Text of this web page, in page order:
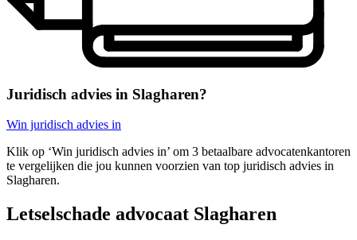
Juridisch advies in Slagharen?
Win juridisch advies in
Klik op ‘Win juridisch advies in’ om 3 betaalbare advocatenkantoren
te vergelijken die jou kunnen voorzien van top juridisch advies in
Slagharen.
Letselschade advocaat Slagharen